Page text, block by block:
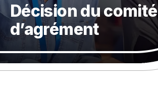
Décision du comité
d’agrément